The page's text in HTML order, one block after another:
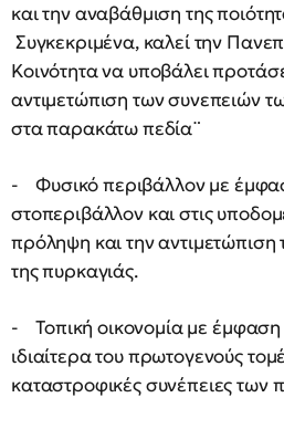
και την αναβάθμιση της
Συγκεκριμένα, καλεί την
Κοινότητα να υποβάλει
αντιμετώπιση των συνεπειών
στα παρακάτω πεδία¨
- Φυσικό περιβάλλον με
στοπεριβάλλον και στις
πρόληψη και την
της πυρκαγιάς.
- Τοπική οικονομία με έμφαση
ιδιαίτερα του πρωτογενούς
καταστροφικές συνέπειες των